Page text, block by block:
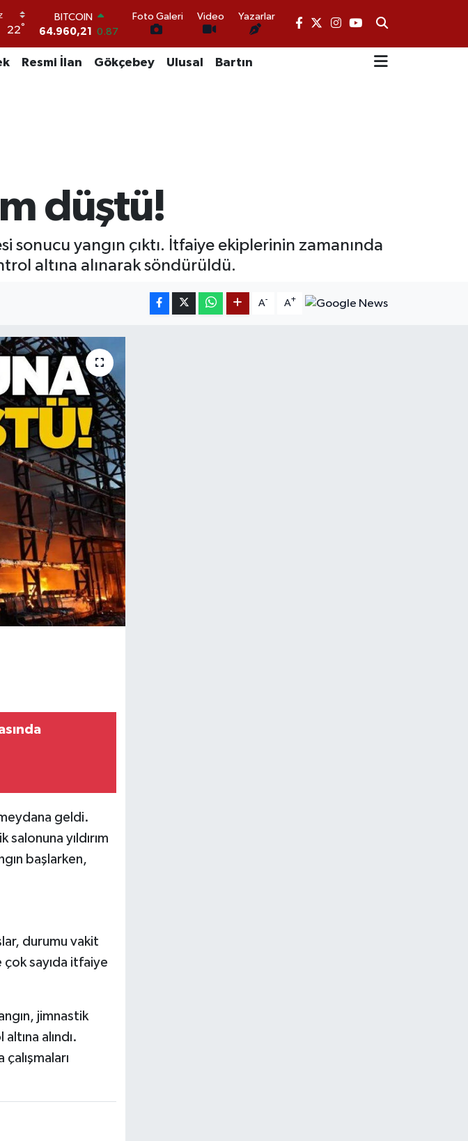
22°
BITCOIN
64.960,21 0.87
47,7436
0.18
Foto Galeri Video Yazarlar
Resmi İlan Gökçebey Ulusal Bartın
düştü!
sonucu yangın çıktı. İtfaiye ekiplerinin zamanında
altına alınarak söndürüldü.
A- A+
geldi.
yıldırım
başlarken,
durumu vakit
sayıda itfaiye
jimnastik
alındı.